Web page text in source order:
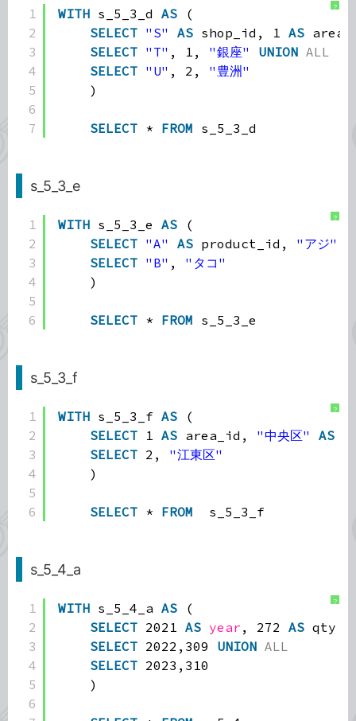
?
1
2
3
4
5
6
7
WITH s_5_3_d AS
(
SELECT "S" AS shop_id, 1 AS
SELECT "T" , 1, "銀座" UNION ALL
SELECT "U" , 2, "豊洲"
)
SELECT * FROM s_5_3_d
s_5_3_e
?
1
2
3
4
5
6
WITH s_5_3_e AS
(
SELECT "A" AS product_id, "アジ"
SELECT "B" , "タコ"
)
SELECT * FROM s_5_3_e
s_5_3_f
?
1
2
3
4
5
6
WITH s_5_3_f AS
(
SELECT 1 AS area_id, "中央区" AS
SELECT 2, "江東区"
)
SELECT * FROM s_5_3_f
s_5_4_a
?
1
2
3
4
5
6
WITH s_5_4_a AS
(
SELECT 2021 AS year , 272 AS qty
SELECT 2022,309 UNION ALL
SELECT 2023,310
)